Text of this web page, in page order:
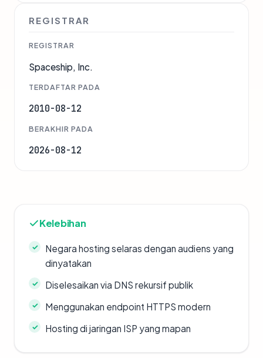
REGISTRAR
REGISTRAR
Spaceship, Inc.
TERDAFTAR PADA
2010-08-12
BERAKHIR PADA
2026-08-12
Kelebihan
Negara hosting selaras dengan audiens yang
dinyatakan
Diselesaikan via DNS rekursif publik
Menggunakan endpoint HTTPS modern
Hosting di jaringan ISP yang mapan